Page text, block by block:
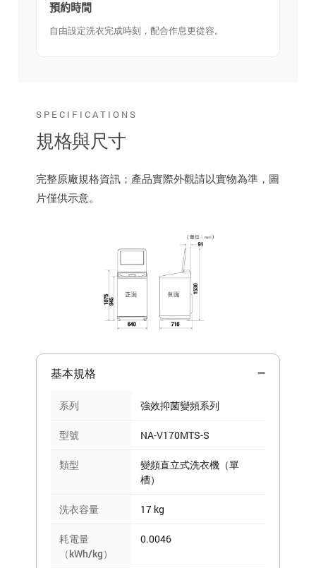
預約時間
自由設定洗衣完成時刻，配合作息更從容。
SPECIFICATIONS
規格與尺寸
完整原廠規格資訊；產品實際外觀請以實物為準，圖
片僅供示意。
基本規格
系列 強效抑菌變頻系列
型號 NA-V170MTS-S
類型
變頻直立式洗衣機（單
槽）
洗衣容量 17 kg
耗電量
（kWh/kg）
0.0046